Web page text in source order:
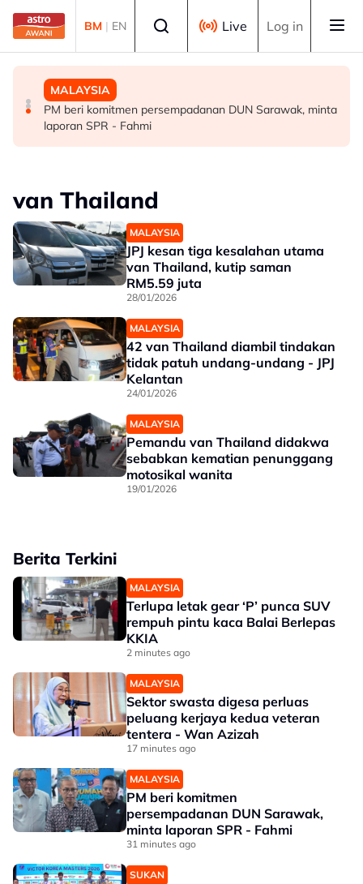
Skip to main content
BM | EN Live Log in
MALAYSIA
Terlupa letak gear ‘P’ punca SUV rempuh pintu kaca
Balai Berlepas KKIA
MALAYSIA
Sektor swasta digesa perluas peluang kerjaya kedua
veteran tentera - Wan Azizah
MALAYSIA
PM beri komitmen persempadanan DUN Sarawak, minta
laporan SPR - Fahmi
van Thailand
MALAYSIA
JPJ kesan tiga kesalahan utama
van Thailand, kutip saman
RM5.59 juta
28/01/2026
MALAYSIA
42 van Thailand diambil tindakan
tidak patuh undang-undang - JPJ
Kelantan
24/01/2026
MALAYSIA
Pemandu van Thailand didakwa
sebabkan kematian penunggang
motosikal wanita
19/01/2026
Berita Terkini
MALAYSIA
Terlupa letak gear ‘P’ punca SUV
rempuh pintu kaca Balai Berlepas
KKIA
2 minutes ago
MALAYSIA
Sektor swasta digesa perluas
peluang kerjaya kedua veteran
tentera - Wan Azizah
17 minutes ago
MALAYSIA
PM beri komitmen
persempadanan DUN Sarawak,
minta laporan SPR - Fahmi
31 minutes ago
SUKAN